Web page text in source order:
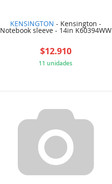
KENSINGTON - Kensington -
Notebook sleeve - 14in K60394WW
$12.910
11 unidades